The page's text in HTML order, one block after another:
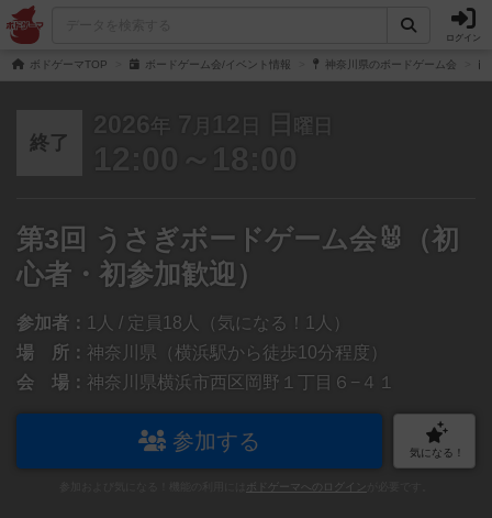
ログイン
ボドゲーマTOP ボードゲーム会/イベント情報 神奈川県のボードゲーム会
終了
2026 年 7 月 12 日 日 曜日
12:00～18:00
第3回 うさぎボードゲーム会🐰（初
心者・初参加歓迎）
参加者： 1人 / 定員18人（気になる！1人）
場 所： 神奈川県（横浜駅から徒歩10分程度）
会 場： 神奈川県横浜市西区岡野１丁目６−４１
参加する 気になる！
ボドゲーマへのログイン